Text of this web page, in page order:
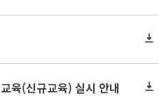
육(신규교육) 실시 안내